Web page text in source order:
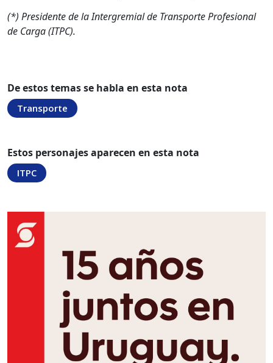
(*) Presidente de la Intergremial de Transporte Profesional
de Carga (ITPC).
De estos temas se habla en esta nota
Transporte
Estos personajes aparecen en esta nota
ITPC